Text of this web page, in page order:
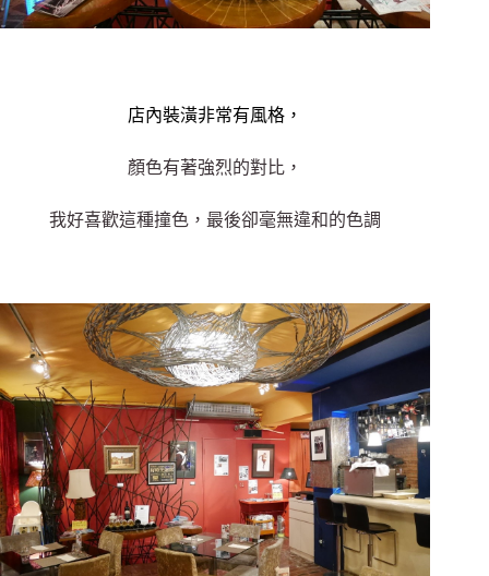
店內裝潢非常有風格，
顏色有著強烈的對比，
我好喜歡這種撞色，最後卻毫無違和的色調